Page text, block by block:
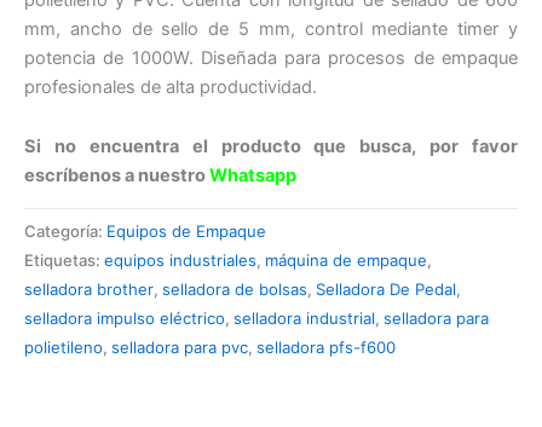
mm, ancho de sello de 5 mm, control mediante timer y
potencia de 1000W. Diseñada para procesos de empaque
profesionales de alta productividad.
Si no encuentra el producto que busca, por favor
escríbenos a nuestroWhatsapp
Categoría: Equipos de Empaque
Etiquetas: equipos industriales, máquina de empaque,
selladora brother, selladora de bolsas, Selladora De Pedal,
selladora impulso eléctrico, selladora industrial, selladora para
polietileno, selladora para pvc, selladora pfs-f600